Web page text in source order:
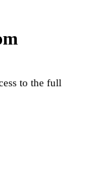
to the full